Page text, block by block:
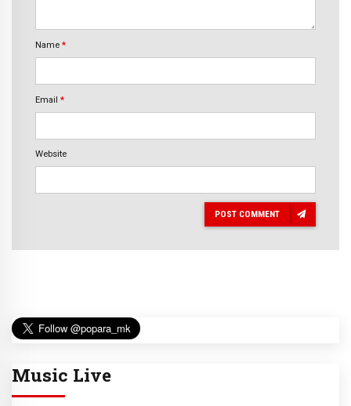
Name *
Email *
Website
POST COMMENT
Music Live